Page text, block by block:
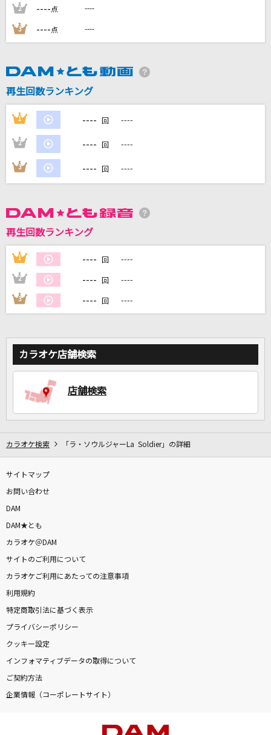
マシュマロ(ビデオクリップバージョン)
サターン
ずっと真夜中でいいのに。
DAMの新曲・ランキングなど
DAMに会員登録・ログインして
自宅でカラオケ歌い放題！
家族や友達と一緒に！練習にも！
2 ----点 ----
3 ----点 ----
再生回数ランキング
1 ---- 回 ----
2 ---- 回 ----
3 ---- 回 ----
再生回数ランキング
1 ---- 回 ----
2 ---- 回 ----
3 ---- 回 ----
カラオケ店舗検索
店舗検索
カラオケ検索 「ラ・ソウルジャーLa Soldier」の詳細
サイトマップ
お問い合わせ
DAM
DAM★とも
カラオケ＠DAM
サイトのご利用について
カラオケご利用にあたっての注意事項
利用規約
特定商取引法に基づく表示
プライバシーポリシー
クッキー設定
インフォマティブデータの取得について
ご契約方法
企業情報（コーポレートサイト）